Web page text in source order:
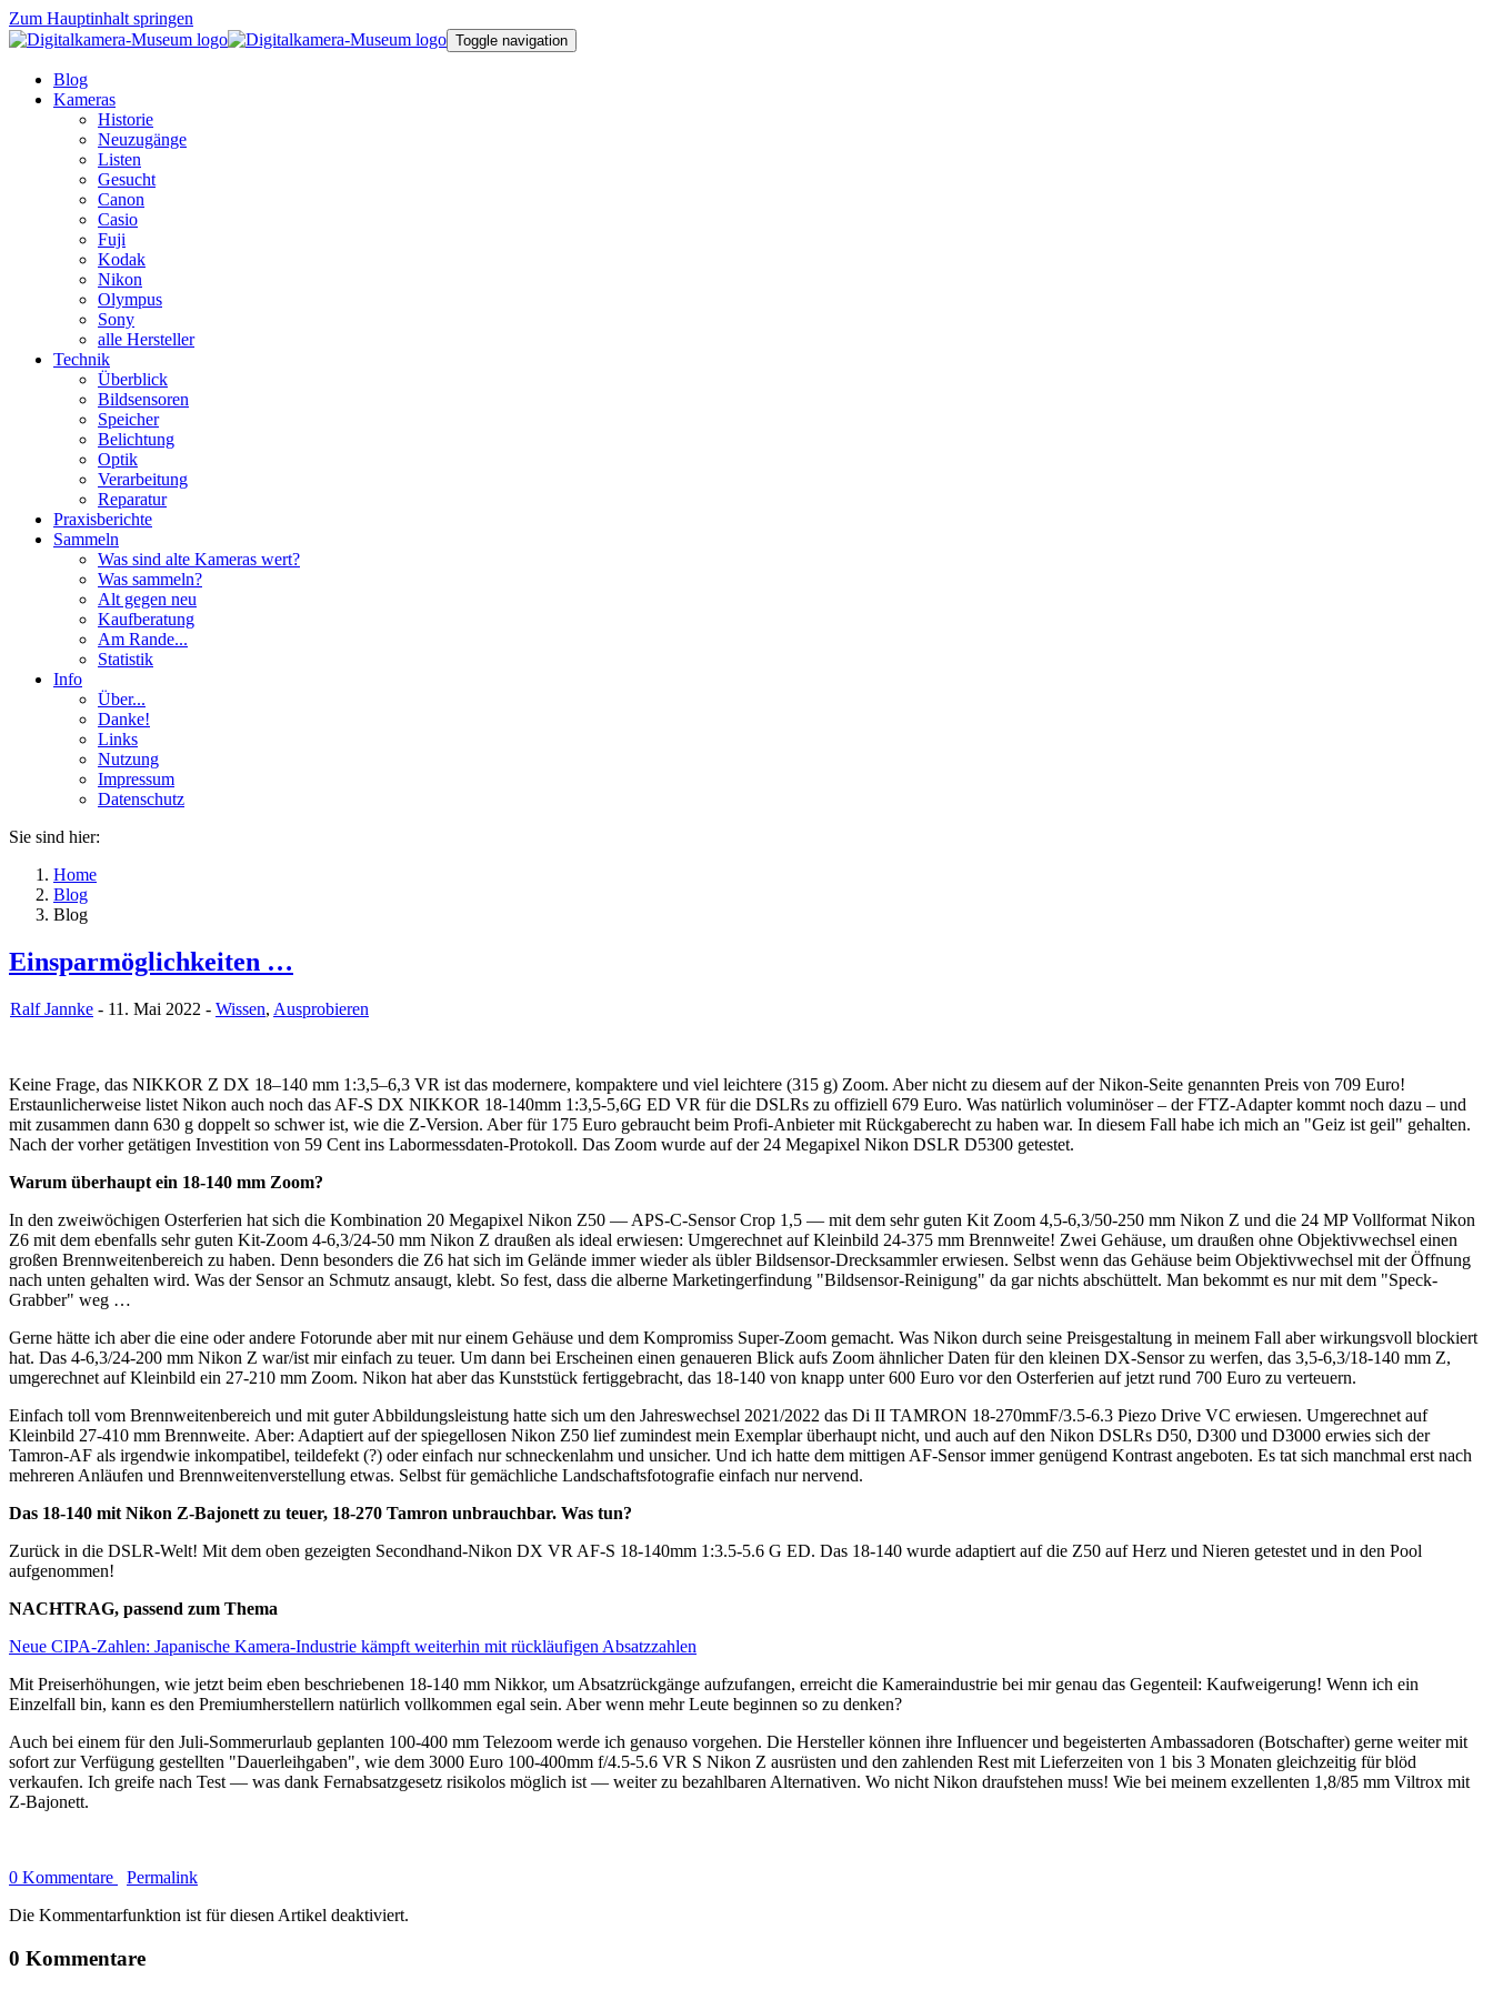
Zum Hauptinhalt springen
Toggle navigation
Blog
Kameras
Historie
Neuzugänge
Listen
Gesucht
Canon
Casio
Fuji
Kodak
Nikon
Olympus
Sony
alle Hersteller
Technik
Überblick
Bildsensoren
Speicher
Belichtung
Optik
Verarbeitung
Reparatur
Praxisberichte
Sammeln
Was sind alte Kameras wert?
Was sammeln?
Alt gegen neu
Kaufberatung
Am Rande...
Statistik
Info
Über...
Danke!
Links
Nutzung
Impressum
Datenschutz
Sie sind hier:
Home
Blog
Blog
Einsparmöglichkeiten …
Ralf Jannke - 11. Mai 2022 - Wissen, Ausprobieren
Keine Frage, das NIKKOR Z DX 18–140 mm 1:3,5–6,3 VR ist das modernere, kompaktere und viel leichtere (315 g) Zoom. Aber nicht zu diesem auf der Nikon-Seite genannten Preis von 709 Euro!
Erstaunlicherweise listet Nikon auch noch das AF-S DX NIKKOR 18-140mm 1:3,5-5,6G ED VR für die DSLRs zu offiziell 679 Euro. Was natürlich voluminöser – der FTZ-Adapter kommt noch dazu – und
mit zusammen dann 630 g doppelt so schwer ist, wie die Z-Version. Aber für 175 Euro gebraucht beim Profi-Anbieter mit Rückgaberecht zu haben war. In diesem Fall habe ich mich an "Geiz ist geil" gehalten.
Nach der vorher getätigen Investition von 59 Cent ins Labormessdaten-Protokoll. Das Zoom wurde auf der 24 Megapixel Nikon DSLR D5300 getestet.
Warum überhaupt ein 18-140 mm Zoom?
In den zweiwöchigen Osterferien hat sich die Kombination 20 Megapixel Nikon Z50 — APS-C-Sensor Crop 1,5 — mit dem sehr guten Kit Zoom 4,5-6,3/50-250 mm Nikon Z und die 24 MP Vollformat Nikon
Z6 mit dem ebenfalls sehr guten Kit-Zoom 4-6,3/24-50 mm Nikon Z draußen als ideal erwiesen: Umgerechnet auf Kleinbild 24-375 mm Brennweite! Zwei Gehäuse, um draußen ohne Objektivwechsel einen
großen Brennweitenbereich zu haben. Denn besonders die Z6 hat sich im Gelände immer wieder als übler Bildsensor-Drecksammler erwiesen. Selbst wenn das Gehäuse beim Objektivwechsel mit der Öffnung
nach unten gehalten wird. Was der Sensor an Schmutz ansaugt, klebt. So fest, dass die alberne Marketingerfindung "Bildsensor-Reinigung" da gar nichts abschüttelt. Man bekommt es nur mit dem "Speck-
Grabber" weg …
Gerne hätte ich aber die eine oder andere Fotorunde aber mit nur einem Gehäuse und dem Kompromiss Super-Zoom gemacht. Was Nikon durch seine Preisgestaltung in meinem Fall aber wirkungsvoll blockiert
hat. Das 4-6,3/24-200 mm Nikon Z war/ist mir einfach zu teuer. Um dann bei Erscheinen einen genaueren Blick aufs Zoom ähnlicher Daten für den kleinen DX-Sensor zu werfen, das 3,5-6,3/18-140 mm Z,
umgerechnet auf Kleinbild ein 27-210 mm Zoom. Nikon hat aber das Kunststück fertiggebracht, das 18-140 von knapp unter 600 Euro vor den Osterferien auf jetzt rund 700 Euro zu verteuern.
Einfach toll vom Brennweitenbereich und mit guter Abbildungsleistung hatte sich um den Jahreswechsel 2021/2022 das Di II TAMRON 18-270mmF/3.5-6.3 Piezo Drive VC erwiesen. Umgerechnet auf
Kleinbild 27-410 mm Brennweite. Aber: Adaptiert auf der spiegellosen Nikon Z50 lief zumindest mein Exemplar überhaupt nicht, und auch auf den Nikon DSLRs D50, D300 und D3000 erwies sich der
Tamron-AF als irgendwie inkompatibel, teildefekt (?) oder einfach nur schneckenlahm und unsicher. Und ich hatte dem mittigen AF-Sensor immer genügend Kontrast angeboten. Es tat sich manchmal erst nach
mehreren Anläufen und Brennweitenverstellung etwas. Selbst für gemächliche Landschaftsfotografie einfach nur nervend.
Das 18-140 mit Nikon Z-Bajonett zu teuer, 18-270 Tamron unbrauchbar. Was tun?
Zurück in die DSLR-Welt! Mit dem oben gezeigten Secondhand-Nikon DX VR AF-S 18-140mm 1:3.5-5.6 G ED. Das 18-140 wurde adaptiert auf die Z50 auf Herz und Nieren getestet und in den Pool
aufgenommen!
NACHTRAG, passend zum Thema
Neue CIPA-Zahlen: Japanische Kamera-Industrie kämpft weiterhin mit rückläufigen Absatzzahlen
Mit Preiserhöhungen, wie jetzt beim eben beschriebenen 18-140 mm Nikkor, um Absatzrückgänge aufzufangen, erreicht die Kameraindustrie bei mir genau das Gegenteil: Kaufweigerung! Wenn ich ein
Einzelfall bin, kann es den Premiumherstellern natürlich vollkommen egal sein. Aber wenn mehr Leute beginnen so zu denken?
Auch bei einem für den Juli-Sommerurlaub geplanten 100-400 mm Telezoom werde ich genauso vorgehen. Die Hersteller können ihre Influencer und begeisterten Ambassadoren (Botschafter) gerne weiter mit
sofort zur Verfügung gestellten "Dauerleihgaben", wie dem 3000 Euro 100-400mm f/4.5-5.6 VR S Nikon Z ausrüsten und den zahlenden Rest mit Lieferzeiten von 1 bis 3 Monaten gleichzeitig für blöd
verkaufen. Ich greife nach Test — was dank Fernabsatzgesetz risikolos möglich ist — weiter zu bezahlbaren Alternativen. Wo nicht Nikon draufstehen muss! Wie bei meinem exzellenten 1,8/85 mm Viltrox mit
Z-Bajonett.
0 Kommentare
Permalink
Die Kommentarfunktion ist für diesen Artikel deaktiviert.
0 Kommentare